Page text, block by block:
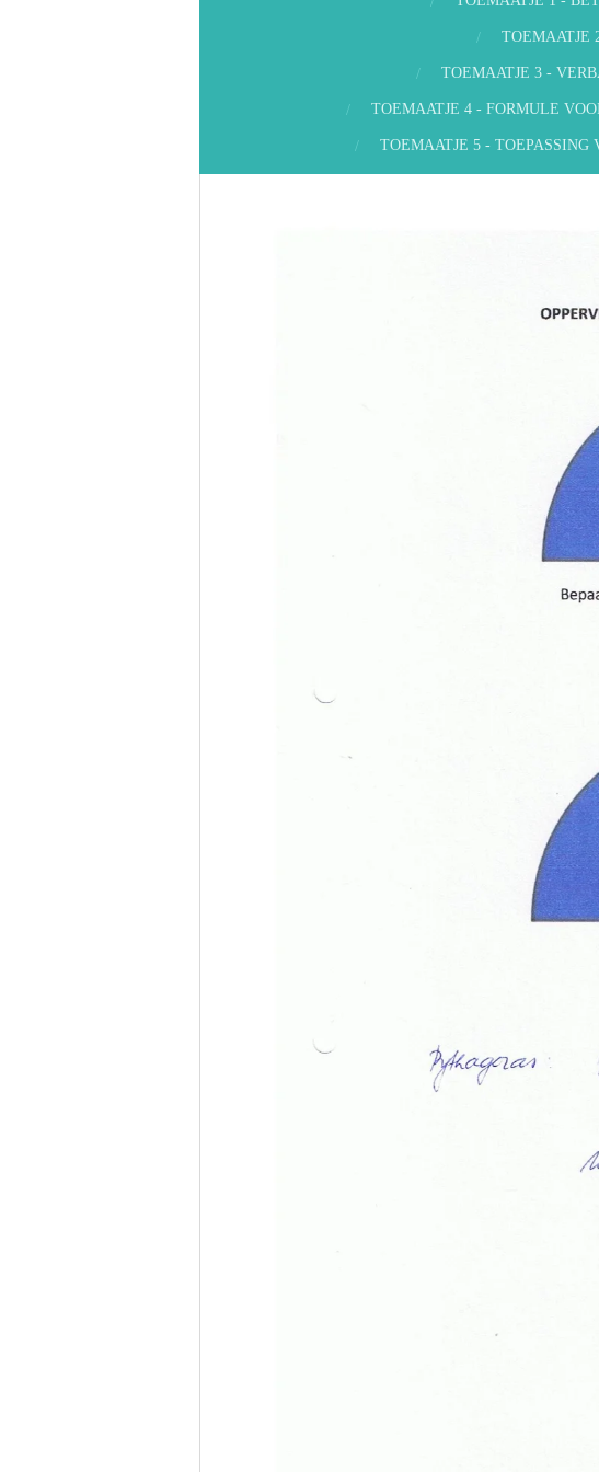
TOEMAATJE
TOEMAATJE 3 -
TOEMAATJE 4 - FORMULE
TOEMAATJE 5 -